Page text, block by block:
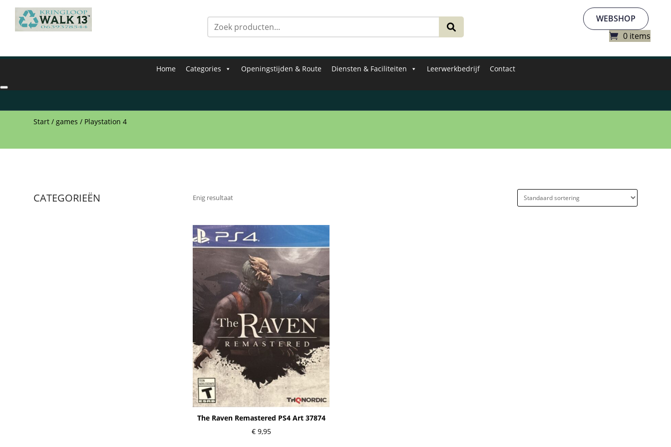
WEBSHOP
0 items
Home Categories Openingstijden & Route Diensten & Faciliteiten Leerwerkbedrijf Contact
Start /games / Playstation 4
CATEGORIEËN Enig resultaat
The Raven Remastered PS4 Art 37874
€9,95